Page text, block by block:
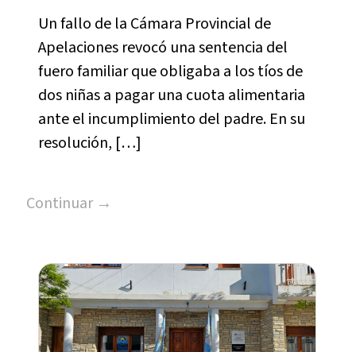
Un fallo de la Cámara Provincial de
Apelaciones revocó una sentencia del
fuero familiar que obligaba a los tíos de
dos niñas a pagar una cuota alimentaria
ante el incumplimiento del padre. En su
resolución, […]
Continuar →